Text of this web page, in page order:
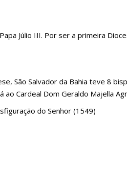
Júlio III. Por ser a primeira
São Salvador da Bahia teve 8
ao Cardeal Dom Geraldo Majella
do Senhor (1549)